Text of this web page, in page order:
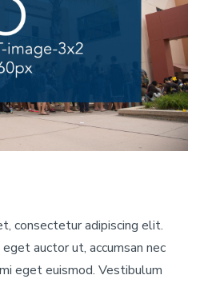
consectetur adipiscing elit.
auctor ut, accumsan nec
eget euismod. Vestibulum